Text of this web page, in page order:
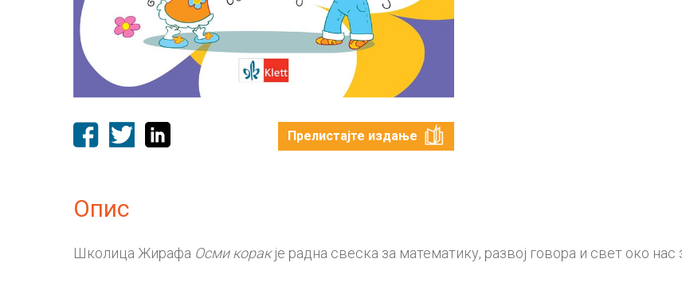
Прелистајте издање
Опис
Школица Жирафа Oсми коракje радна свеска за математику, развој говора и свет око нас